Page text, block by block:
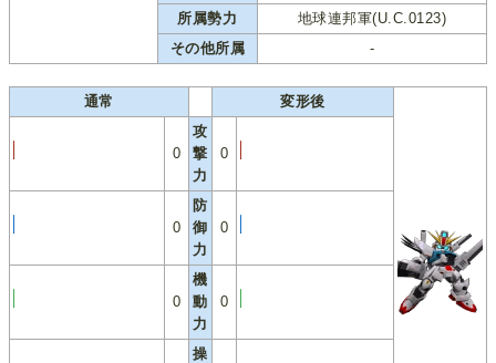
所属勢力
地球連邦軍(U.C.0123)
その他所属
-
通常 変形後
0
攻
撃
力
0
0
防
御
力
0
0
機
動
力
0
操